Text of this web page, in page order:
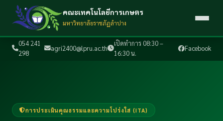
054 241
298
agri2400@lpru.ac.th
เปิดทำการ 08:30 –
16:30 น.
Facebook
คณะเทคโนโลยีการเกษตร
มหาวิทยาลัยราชภัฏลำปาง
การประเมินคุณธรรมและความโปร่งใส (ITA)